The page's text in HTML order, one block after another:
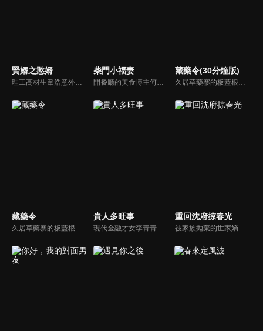
賢婿之憨婿 柴門小福妻
開餐廳的美食博主何青青意外跌倒後，穿越到了古代田園。從賺錢還債、先婚後愛到萌娃養成，還收穫了傅清淮的真摯感情。就在她事業、親情、愛情三全的時候，卻面臨著是要離開這裏回去現代生活，還是拋開過去留下與傅清淮、孩子們在一起的艱難抉擇……
藏藥令(30分鐘版)
藏藥令
久居草藥寨的板藍根精怪〈小藍〉，意外救下了突破草藥寨結界的醫官〈阿九〉，阿九除了是倍受敬仰的九神醫，其實他的隱藏身份是抓捕草藥精怪的上清司統領〈玖冥〉。小藍與阿九意外結為同死同傷的靈配關係，就此展開了一場貓鼠遊戲，並由此揭開了二人前世今生的兩世牽絆。
貴人多旺事
現代金融才女李青青穿越古代，成為車騎將軍潘陽之妻。原想着安穩度日，豈料平靜不過三載，夫君竟攜外室李沐顏一同歸家。與此同時，一樁李家身世互換的秘聞亦隨之曝光—李沐顏才是真正的李家千金。面對夫君與身份的雙重背棄，李青青從容化解後宅鬧劇，憑藉現代金融智慧，一步步闖出屬於自己的逆襲之路。
重回沈府掠春光
被家族抛棄的世家嫡女沈千初為了替至親報仇重回沈府，與桀骜不馴的許家二世子許星北機緣相遇，兩人從冤家路窄到心心相惜，在一次次並肩闖關破局中，互生難以割捨的情愫，終成眷屬。